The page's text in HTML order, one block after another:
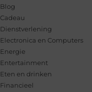
Blog
Cadeau
Dienstverlening
Electronica en Computers
Energie
Entertainment
Eten en drinken
Financieel